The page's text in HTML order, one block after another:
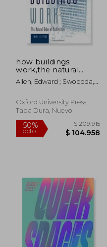
50%
dcto. $ 115.416
how buildings
work,the natural
order of architecture
(en Inglés)
Allen, Edward ; Swoboda,
Oxford University Press,
Tapa Dura, Nuevo